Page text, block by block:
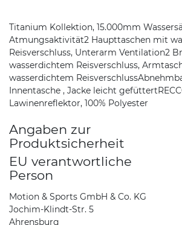
Titanium Kollektion, 15.000mm
Atmungsaktivität2 Haupttaschen mit
Reisverschluss, Unterarm Ventilation2
wasserdichtem Reisverschluss,
wasserdichtem
Innentasche , Jacke leicht
Lawinenreflektor, 100% Polyester
Angaben zur
Produktsicherheit
EU verantwortliche
Person
Motion & Sports GmbH & Co. KG
Jochim-Klindt-Str. 5
Ahrensburg